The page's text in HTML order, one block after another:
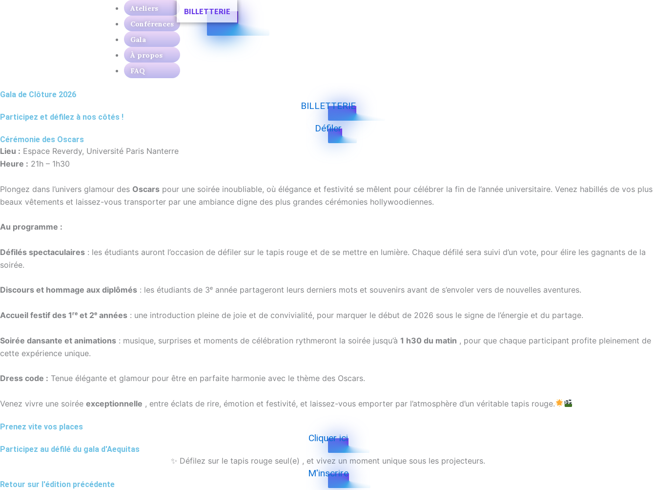
Ateliers
Conférences
Gala
À propos
FAQ
BILLETTERIE
Gala de Clôture 2026
BILLETTERIE
Participez et défilez à nos côtés !
Défiler
Cérémonie des Oscars
Lieu : Espace Reverdy, Université Paris Nanterre
Heure : 21h – 1h30
Plongez dans l’univers glamour des Oscars pour une soirée inoubliable, où élégance et festivité se mêlent pour célébrer la fin de l’année universitaire. Venez habillés de vos plus
beaux vêtements et laissez-vous transporter par une ambiance digne des plus grandes cérémonies hollywoodiennes.
Au programme :
Défilés spectaculaires : les étudiants auront l’occasion de défiler sur le tapis rouge et de se mettre en lumière. Chaque défilé sera suivi d’un vote, pour élire les gagnants de la
soirée.
Discours et hommage aux diplômés : les étudiants de 3ᵉ année partageront leurs derniers mots et souvenirs avant de s’envoler vers de nouvelles aventures.
Accueil festif des 1ʳᵉ et 2ᵉ années : une introduction pleine de joie et de convivialité, pour marquer le début de 2026 sous le signe de l’énergie et du partage.
Soirée dansante et animations : musique, surprises et moments de célébration rythmeront la soirée jusqu’à 1 h30 du matin , pour que chaque participant profite pleinement de
cette expérience unique.
Dress code : Tenue élégante et glamour pour être en parfaite harmonie avec le thème des Oscars.
Venez vivre une soirée exceptionnelle , entre éclats de rire, émotion et festivité, et laissez-vous emporter par l’atmosphère d’un véritable tapis rouge.
Prenez vite vos places
Cliquer ici
Participez au défilé du gala d'Aequitas
✨ Défilez sur le tapis rouge seul(e) , et vivez un moment unique sous les projecteurs.
M'inscrire
Retour sur l'édition précédente